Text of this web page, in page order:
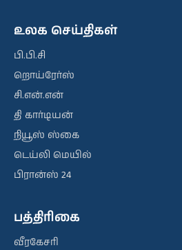
உலக செய்திகள்
பி.பி.சி
றொய்ரேர்ஸ்
சி.என்.என்
தி கார்டியன்
நியூஸ் ஸ்கை
டெய்லி மெயில்
பிரான்ஸ் 24
பத்திரிகை
வீரகேசரி